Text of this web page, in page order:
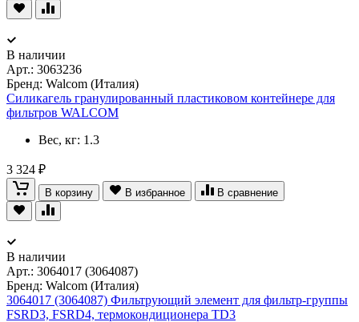
В наличии
Арт.: 3063236
Бренд: Walcom (Италия)
Силикагель гранулированный пластиковом контейнере для
фильтров WALCOM
Вес, кг: 1.3
3 324 ₽
В корзину В избранное В сравнение
В наличии
Арт.: 3064017 (3064087)
Бренд: Walcom (Италия)
3064017 (3064087) Фильтрующий элемент для фильтр-группы
FSRD3, FSRD4, термокондиционера TD3